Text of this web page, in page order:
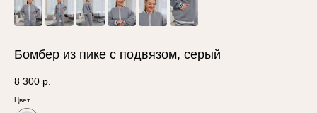
Бомбер из пике с подвязом, серый
8 300 р.
Цвет